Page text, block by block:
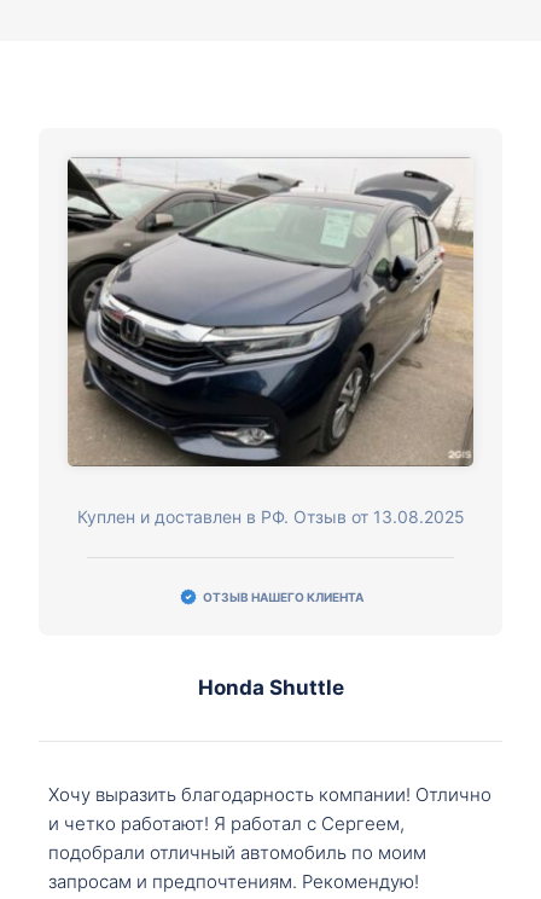
Куплен и доставлен в РФ. Отзыв от 13.08.2025
ОТЗЫВ НАШЕГО КЛИЕНТА
Honda Shuttle
Хочу выразить благодарность компании! Отлично
и четко работают! Я работал с Сергеем,
подобрали отличный автомобиль по моим
запросам и предпочтениям. Рекомендую!